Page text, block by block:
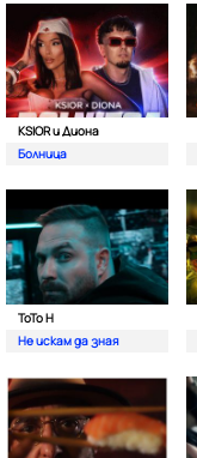
KSIOR и Диона
Болница
ToTo H
Не искам да зная